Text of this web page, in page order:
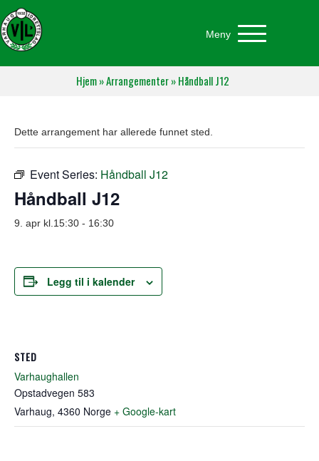
Meny
Hjem»Arrangementer»Håndball J12
Dette arrangement har allerede funnet sted.
Event Series: Håndball J12
Håndball J12
9. apr kl.15:30 - 16:30
Legg til i kalender
STED
Varhaughallen
Opstadvegen 583
Varhaug, 4360 Norge + Google-kart